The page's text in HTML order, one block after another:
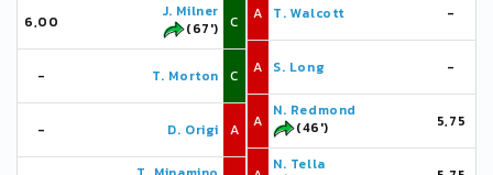
6,00
J. Milner
(67')
C
- T. Morton C
- D. Origi A
A T. Walcott -
A S. Long -
A
N. Redmond
(46')
5,75
N. Tella